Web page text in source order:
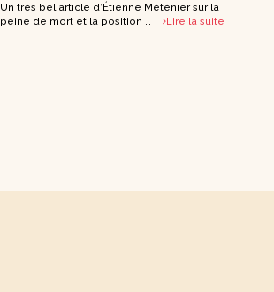
Un très bel article d’Étienne Méténier sur la
peine de mort et la position …
Lire la suite